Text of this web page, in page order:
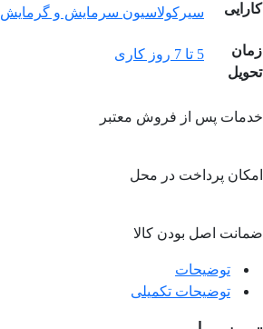
کارایی
سیرکولاسیون سرمایش و گرمایش
زمان
تحویل
5 تا 7 روز کاری
خدمات پس از فروش معتبر
امکان پرداخت در محل
ضمانت اصل بودن کالا
توضیحات
توضیحات تکمیلی